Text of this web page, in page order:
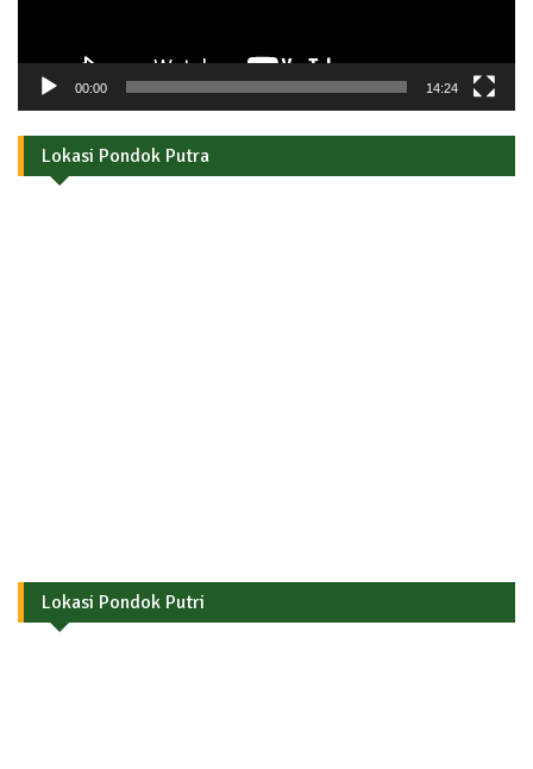
00:00 14:24
Lokasi Pondok Putra
Lokasi Pondok Putri